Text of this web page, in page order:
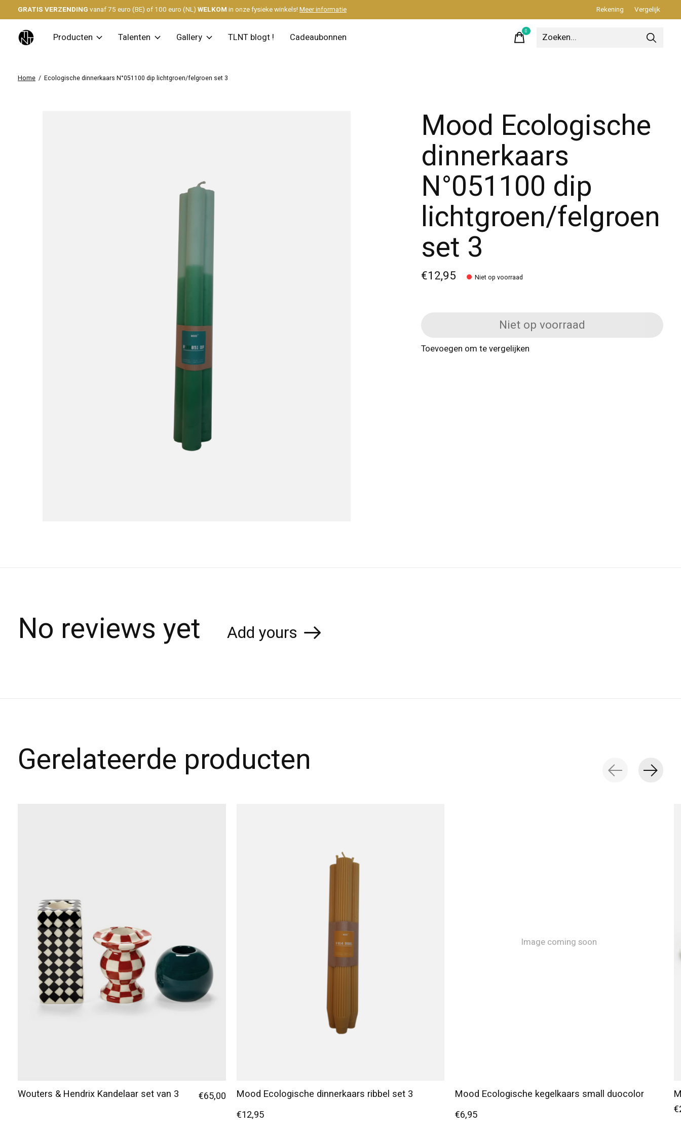
GRATIS VERZENDING vanaf 75 euro (BE) of 100 euro (NL) WELKOM in onze fysieke winkels!Meer informatie Rekening Vergelijk
Producten Talenten Gallery TLNT blogt ! Cadeaubonnen
0items
Home / Ecologische dinnerkaars N°051100 dip lichtgroen/felgroen set 3
Mood Ecologische
dinnerkaars
N°051100 dip
lichtgroen/felgroen
set 3
€12,95 Niet op voorraad
Niet op voorraad
Toevoegen om te vergelijken
No reviews yet Add yours
Gerelateerde producten
Wouters & Hendrix Kandelaar set van 3 €65,00
Mood Ecologische dinnerkaars ribbel set 3
€12,95
Image coming soon
Mood Ecologische kegelkaars small duocolor
€6,95